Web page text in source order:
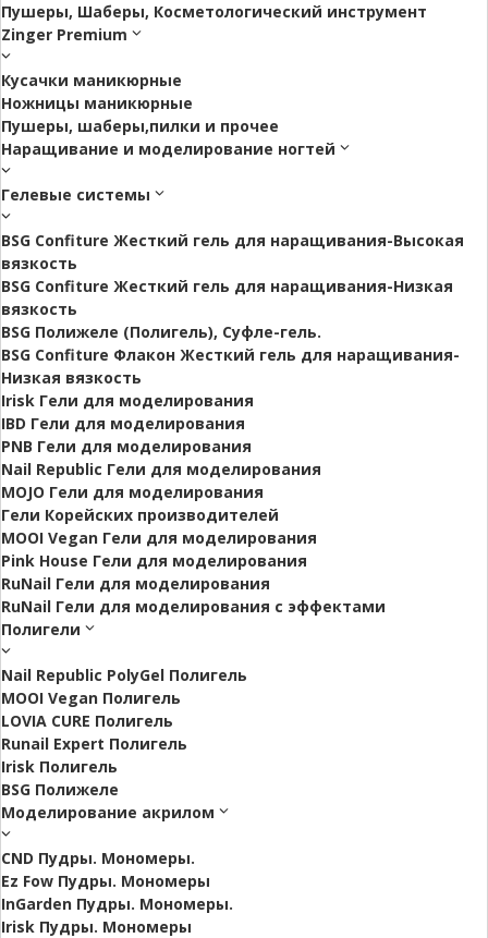
Пушеры, Шаберы, Косметологический инструмент
Zinger Premium
Кусачки маникюрные
Ножницы маникюрные
Пушеры, шаберы,пилки и прочее
Наращивание и моделирование ногтей
Гелевые системы
BSG Confiture Жесткий гель для наращивания-Высокая
вязкость
BSG Confiture Жесткий гель для наращивания-Низкая
вязкость
BSG Полижеле (Полигель), Суфле-гель.
BSG Confiture Флакон Жесткий гель для наращивания-
Низкая вязкость
Irisk Гели для моделирования
IBD Гели для моделирования
PNB Гели для моделирования
Nail Republic Гели для моделирования
MOJO Гели для моделирования
Гели Корейских производителей
MOOI Vegan Гели для моделирования
Pink House Гели для моделирования
RuNail Гели для моделирования
RuNail Гели для моделирования с эффектами
Полигели
Nail Republic PolyGel Полигель
MOOI Vegan Полигель
LOVIA CURE Полигель
Runail Expert Полигель
Irisk Полигель
BSG Полижеле
Моделирование акрилом
CND Пудры. Мономеры.
Ez Fow Пудры. Мономеры
InGarden Пудры. Мономеры.
Irisk Пудры. Мономеры